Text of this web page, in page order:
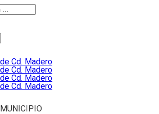
MUNICIPIO